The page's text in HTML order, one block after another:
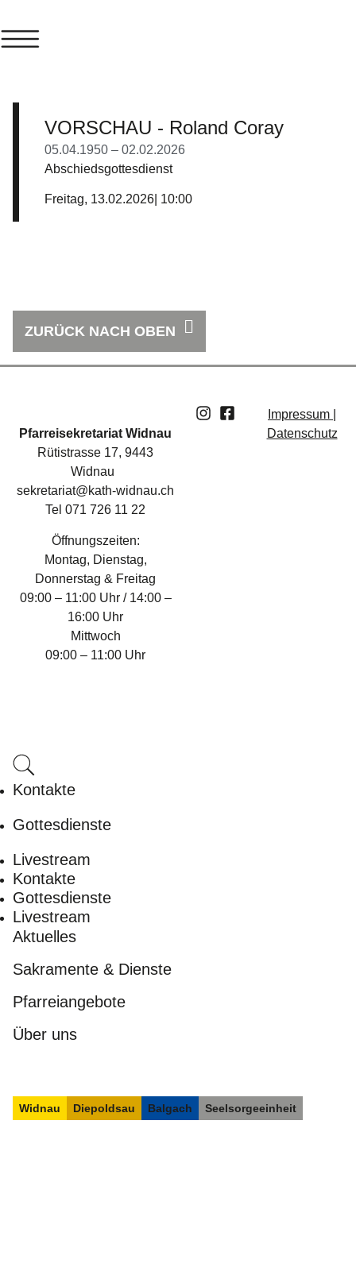
VORSCHAU - Roland Coray
05.04.1950 – 02.02.2026
Abschiedsgottesdienst
Freitag, 13.02.2026 | 10:00
ZURÜCK NACH OBEN
Pfarreisekretariat Widnau
Rütistrasse 17, 9443
Widnau
sekretariat@kath-widnau.ch
Tel 071 726 11 22
Öffnungszeiten:
Montag, Dienstag,
Donnerstag & Freitag
09:00 – 11:00 Uhr / 14:00 –
16:00 Uhr
Mittwoch
09:00 – 11:00 Uhr
Impressum |
Datenschutz
Kontakte
Gottesdienste
Livestream
Kontakte
Gottesdienste
Livestream
Aktuelles
Sakramente & Dienste
Pfarreiangebote
Über uns
Widnau Diepoldsau Balgach Seelsorgeeinheit